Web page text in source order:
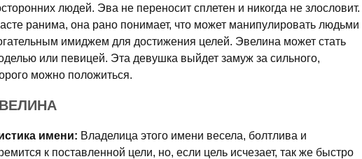
людей. Эва не переносит сплетен и никогда не злословит.
ранима, она рано понимает, что может манипулировать людьми
имиджем для достижения целей. Эвелина может стать
или певицей. Эта девушка выйдет замуж за сильного,
можно положиться.
имени: Владелица этого имени весела, болтлива и
к поставленной цели, но, если цель исчезает, так же быстро